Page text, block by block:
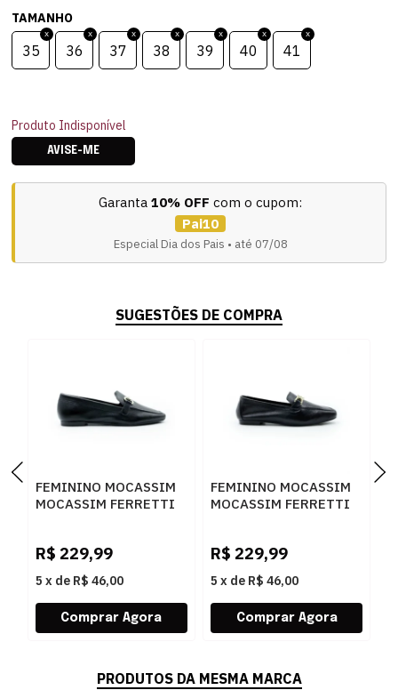
TAMANHO
35 36 37 38 39 40 41
Produto Indisponível
AVISE-ME
Garanta 10% OFF com o cupom:
Pai10
Especial Dia dos Pais • até 07/08
SUGESTÕES DE COMPRA
FEMININO MOCASSIM
MOCASSIM FERRETTI
R$ 229,99
5 x de R$ 46,00
FEMININO MOCASSIM
MOCASSIM FERRETTI
R$ 229,99
5 x de R$ 46,00
PRODUTOS DA MESMA MARCA